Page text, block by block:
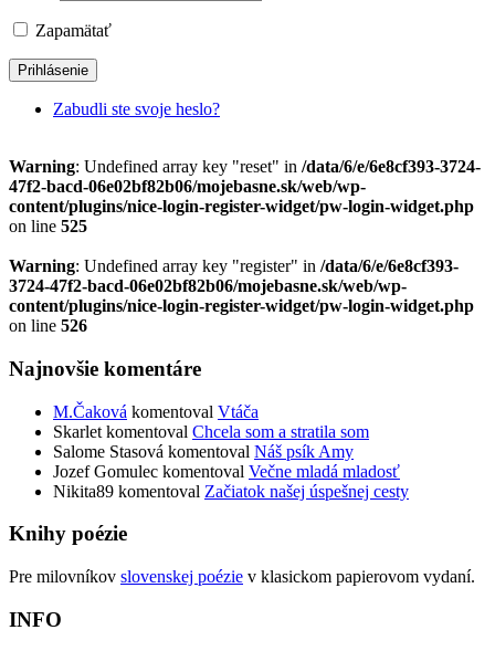
Zapamätať
Zabudli ste svoje heslo?
Warning: Undefined array key "reset" in /data/6/e/6e8cf393-3724-
47f2-bacd-06e02bf82b06/mojebasne.sk/web/wp-
content/plugins/nice-login-register-widget/pw-login-widget.php
on line 525
Warning: Undefined array key "register" in /data/6/e/6e8cf393-
3724-47f2-bacd-06e02bf82b06/mojebasne.sk/web/wp-
content/plugins/nice-login-register-widget/pw-login-widget.php
on line 526
Najnovšie komentáre
M.Čaková komentoval Vtáča
Skarlet komentoval Chcela som a stratila som
Salome Stasová komentoval Náš psík Amy
Jozef Gomulec komentoval Večne mladá mladosť
Nikita89 komentoval Začiatok našej úspešnej cesty
Knihy poézie
Pre milovníkov slovenskej poézie v klasickom papierovom vydaní.
INFO